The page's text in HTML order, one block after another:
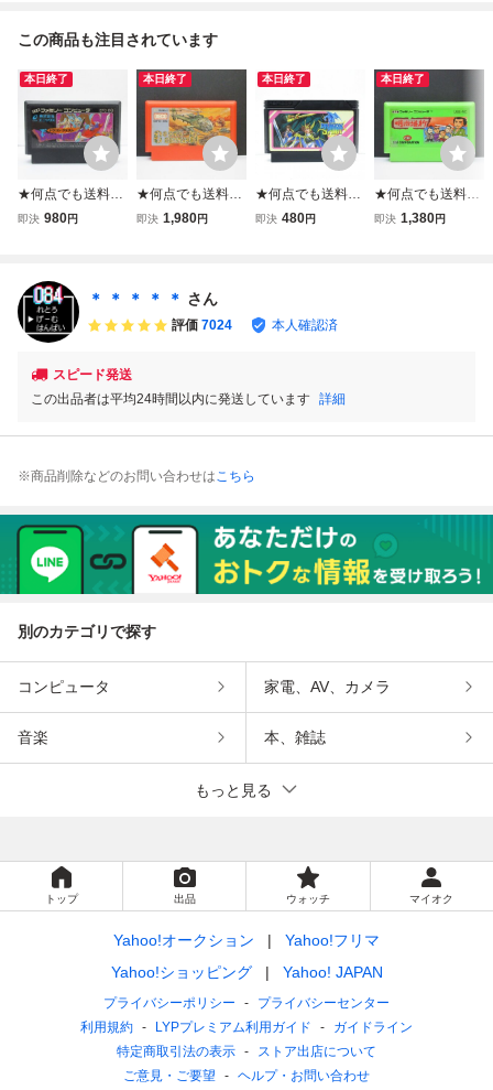
この商品も注目されています
本日終了
★何点でも送料１
８５円★ ⑥ 初代
ク】ファミコン シ
1レ即発送 FC ソ
フト 動作確認済み
即決 980円
本日終了
★何点でも送料１
８５円★ コブラコ
み
即決 1,980円
本日終了
★何点でも送料１
８５円★ ドラゴン
み
即決 480円
本日終了
★何点でも送料１
８５円★ 明治維新
即決 1,380円
＊ ＊ ＊ ＊ ＊ さん
評価 7024 本人確認済
スピード発送
この出品者は平均24時間以内に発送しています 詳細
※商品削除などのお問い合わせはこちら
別のカテゴリで探す
コンピュータ 家電、AV、カメラ
音楽 本、雑誌
もっと見る
トップ 出品 ウォッチ マイオク
Yahoo!オークション
Yahoo!フリマ
Yahoo!ショッピング
Yahoo! JAPAN
プライバシーポリシー
プライバシーセンター
利用規約
LYPプレミアム利用ガイド
ガイドライン
特定商取引法の表示
ストア出店について
ご意見・ご要望
ヘルプ・お問い合わせ